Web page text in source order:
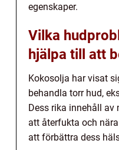
egenskaper.
Vilka
hjälpa till att
Kokosolja har visat
behandla torr hud,
Dess rika innehåll
att återfukta och
att förbättra dess